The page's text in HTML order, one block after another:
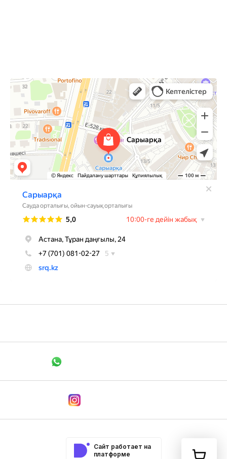
Сарыарка
Торговый центр в Астане
Развлекательный центр в Астане
Сайт работает на
платформе